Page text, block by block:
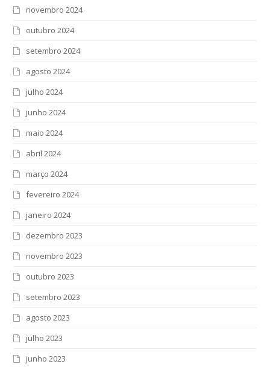
novembro 2024
outubro 2024
setembro 2024
agosto 2024
julho 2024
junho 2024
maio 2024
abril 2024
março 2024
fevereiro 2024
janeiro 2024
dezembro 2023
novembro 2023
outubro 2023
setembro 2023
agosto 2023
julho 2023
junho 2023